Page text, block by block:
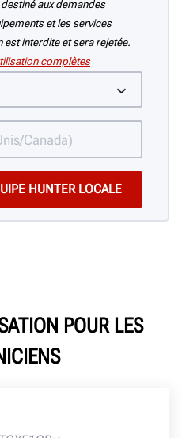
aux demandes
et les services
est interdite et sera rejetée.
complètes
POUR LES